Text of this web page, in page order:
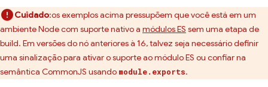
Cuidado:os exemplos acima pressupõem que você está em um
ambiente Node com suporte nativo a módulos ES sem uma etapa de
build. Em versões do nó anteriores à 16, talvez seja necessário definir
uma sinalização para ativar o suporte ao módulo ES ou confiar na
semântica CommonJS usando module.exports.